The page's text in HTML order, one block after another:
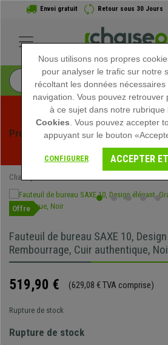
Envoi gratuit Retour sous 30 Jours
Profitez des soldes d'été chez
exclusives pour une durée
Chaisepro
Offre
Fauteuil de bureau SAXE 10,
Rembourrage, Cuir authentique,
519,90 € (629,08 € TVA comprise)
Rupture de stock
Rupture de stock
Nous utilisons nos propres
pour analyser le trafic sur notre
récoltant les données
navigation. Vous pouvez retrouver
à ce sujet dans notre rubrique
Cookies . Vous pouvez accepter
appuyant sur le bouton
CONFIGURER ACCEPTER